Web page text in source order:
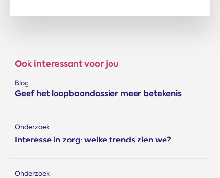
Ook interessant voor jou
Blog
Geef het loopbaandossier meer betekenis
Onderzoek
Interesse in zorg: welke trends zien we?
Onderzoek